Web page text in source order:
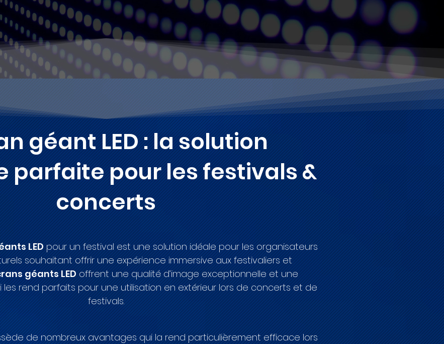
géant LED : la solution
parfaite pour les festivals &
concerts
LEDpour un festival est une solution idéale pour les organisateurs
souhaitant offrir une expérience immersive aux festivaliers et
géants LEDoffrent une qualité d’image exceptionnelle et une
les rend parfaits pour une utilisation en extérieur lors de concerts et de
festivals.
de nombreux avantages qui la rend particulièrement efficace lors